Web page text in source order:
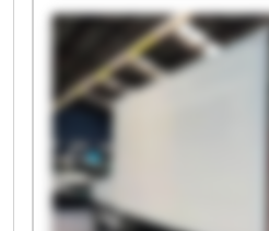
Frank Pelka Maschinen
Maschinen GmbH Frank
Frank Pelka Maschinen
Maschinen GmbH Frank
Frank Pelka Maschinen
Maschinen GmbH Frank
Frank Pelka Maschinen
Maschinen GmbH Frank
Frank Pelka Maschinen
Maschinen GmbH